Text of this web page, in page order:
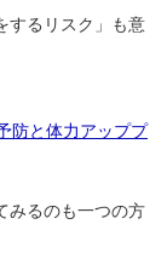
するリスク」も意
防と体力アッププ
みるのも一つの方